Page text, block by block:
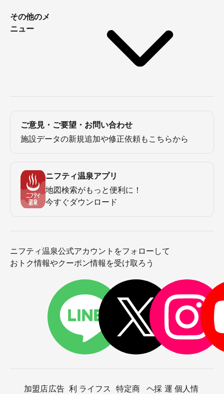
その他のメ
ニュー
ご意見・ご要望・お問い合わせ
施設データの新規追加や修正依頼もこちらから
ニフティ温泉アプリ
地図検索がもっと便利に！
今すぐダウンロード
ニフティ温泉公式アカウントをフォローして
おトク情報やクーポン情報を受け取ろう
加盟店広告 利 ライフス
特定商
ヘ採 運 個人情